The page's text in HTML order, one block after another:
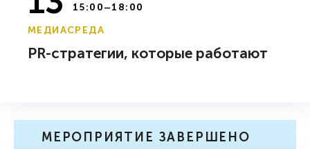
15:00–18:00
МЕДИАСРЕДА
PR-стратегии, которые работают
МЕРОПРИЯТИЕ ЗАВЕРШЕНО